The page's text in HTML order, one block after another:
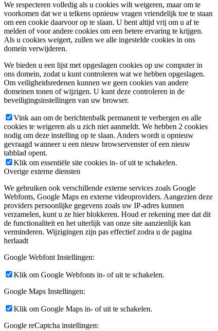
We respecteren volledig als u cookies wilt weigeren, maar om te
voorkomen dat we u telkens opnieuw vragen vriendelijk toe te staan
om een cookie daarvoor op te slaan. U bent altijd vrij om u af te
melden of voor andere cookies om een betere ervaring te krijgen.
Als u cookies weigert, zullen we alle ingestelde cookies in ons
domein verwijderen.
We bieden u een lijst met opgeslagen cookies op uw computer in
ons domein, zodat u kunt controleren wat we hebben opgeslagen.
Om veiligheidsredenen kunnen we geen cookies van andere
domeinen tonen of wijzigen. U kunt deze controleren in de
beveiligingsinstellingen van uw browser.
Vink aan om de berichtenbalk permanent te verbergen en alle
cookies te weigeren als u zich niet aanmeldt. We hebben 2 cookies
nodig om deze instelling op te slaan. Anders wordt u opnieuw
gevraagd wanneer u een nieuw browservenster of een nieuw
tabblad opent.
Klik om essentiële site cookies in- of uit te schakelen.
Overige externe diensten
We gebruiken ook verschillende externe services zoals Google
Webfonts, Google Maps en externe videoproviders. Aangezien deze
providers persoonlijke gegevens zoals uw IP-adres kunnen
verzamelen, kunt u ze hier blokkeren. Houd er rekening mee dat dit
de functionaliteit en het uiterlijk van onze site aanzienlijk kan
verminderen. Wijzigingen zijn pas effectief zodra u de pagina
herlaadt
Google Webfont Instellingen:
Klik om Google Webfonts in- of uit te schakelen.
Google Maps Instellingen:
Klik om Google Maps in- of uit te schakelen.
Google reCaptcha instellingen: